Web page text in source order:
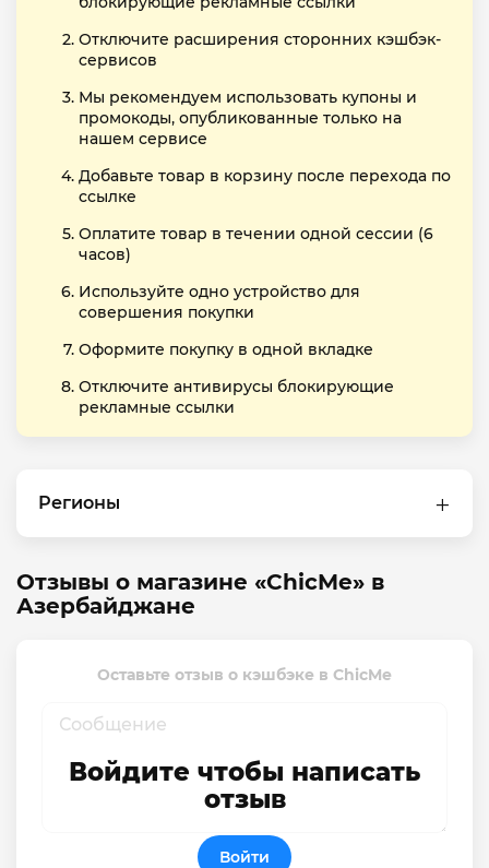
Отключите расширения сторонних кэшбэк-
сервисов
Мы рекомендуем использовать купоны и
промокоды, опубликованные только на
нашем сервисе
Добавьте товар в корзину после перехода по
ссылке
Оплатите товар в течении одной сессии (6
часов)
Используйте одно устройство для
совершения покупки
Оформите покупку в одной вкладке
Отключите антивирусы блокирующие
рекламные ссылки
Регионы
Отзывы о магазине «ChicMe» в
Азербайджане
Оставьте отзыв о кэшбэке в ChicMe
Войдите чтобы написать
отзыв
Войти